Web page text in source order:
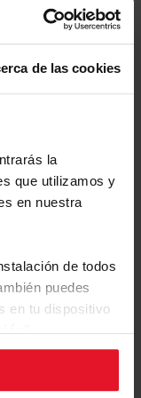
de las cookies
la
que utilizamos y
en nuestra
de todos
puedes
en tu dispositivo
”.
en cualquier
esquina inferior
archivo
archivo